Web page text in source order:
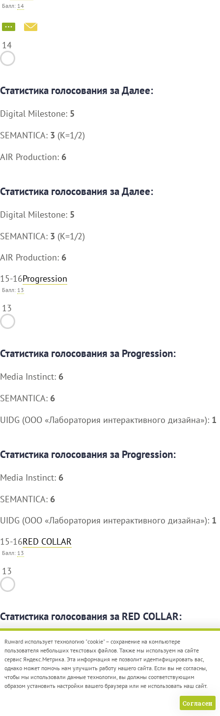
Балл: 14
14
Статистика голосования за Далее:
Digital Milestone: 5
SEMANTICA: 3 (K=1/2)
AIR Production: 6
Статистика голосования за Далее:
Digital Milestone: 5
SEMANTICA: 3 (K=1/2)
AIR Production: 6
15-16Progression
Балл: 13
13
Статистика голосования за Progression:
Media Instinct: 6
SEMANTICA: 6
UIDG (ООО «Лаборатория интерактивного дизайна»): 1
Статистика голосования за Progression:
Media Instinct: 6
SEMANTICA: 6
UIDG (ООО «Лаборатория интерактивного дизайна»): 1
15-16RED COLLAR
Балл: 13
13
Статистика голосования за RED COLLAR:
Далее:7
AIR Production:6
Статистика голосования за RED COLLAR:
Ruward использует технологию "cookie" – сохранение на компьютере
пользователя небольших текстовых файлов. Также мы используем на сайте
сервис Яндекс.Метрика. Эта информация не позволит идентифицировать вас,
однако может помочь нам улучшить работу нашего сайта. Если вы не согласны,
чтобы мы использовали данные технологии, вы должны соответствующим
образом установить настройки вашего браузера или не использовать наш сайт.
Согласен